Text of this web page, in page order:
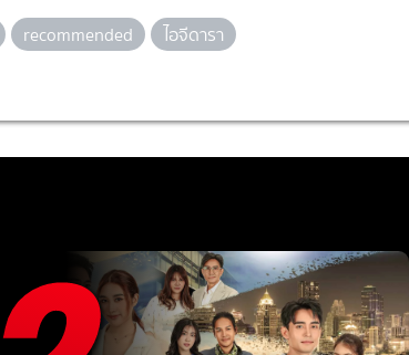
recommended ไอจีดารา